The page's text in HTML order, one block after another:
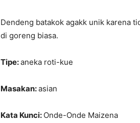
Dendeng batakok agakk unik karena
di goreng biasa.
Tipe:aneka roti-kue
Masakan:asian
Kata Kunci: Onde-Onde Maizena